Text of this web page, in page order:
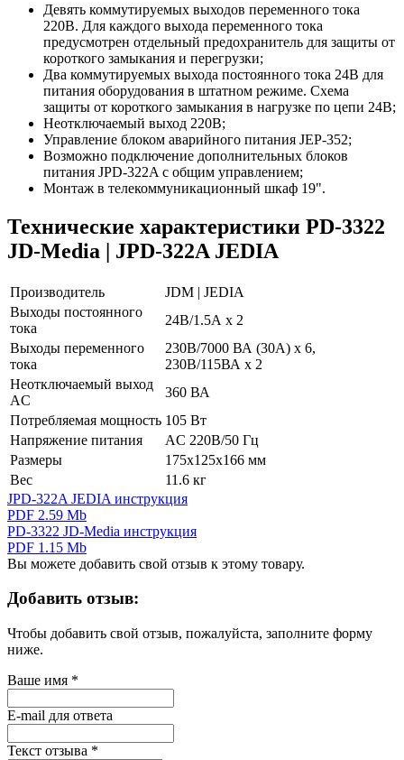
Девять коммутируемых выходов переменного тока
220В. Для каждого выхода переменного тока
предусмотрен отдельный предохранитель для защиты от
короткого замыкания и перегрузки;
Два коммутируемых выхода постоянного тока 24В для
питания оборудования в штатном режиме. Схема
защиты от короткого замыкания в нагрузке по цепи 24В;
Неотключаемый выход 220В;
Управление блоком аварийного питания JEP-352;
Возможно подключение дополнительных блоков
питания JPD-322A с общим управлением;
Монтаж в телекоммуникационный шкаф 19".
Технические характеристики PD-3322
JD-Media | JPD-322A JEDIA
Производитель
JDM | JEDIA
Выходы постоянного
тока
24В/1.5А х 2
Выходы переменного
тока
230В/7000 ВА (30А) х 6,
230В/115ВА х 2
Неотключаемый выход
AC
360 ВА
Потребляемая мощность 105 Вт
Напряжение питания
AC 220В/50 Гц
Размеры
175х125х166 мм
Вес
11.6 кг
JPD-322A JEDIA инструкция
PDF 2.59 Mb
PD-3322 JD-Media инструкция
PDF 1.15 Mb
Вы можете добавить свой отзыв к этому товару.
Добавить отзыв:
Чтобы добавить свой отзыв, пожалуйста, заполните форму
ниже.
Ваше имя *
E-mail для ответа
Текст отзыва *